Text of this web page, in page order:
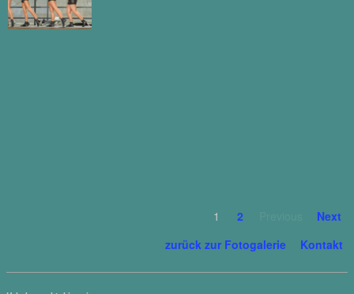
1 2
Next
zurück zur Fotogalerie
Kontakt